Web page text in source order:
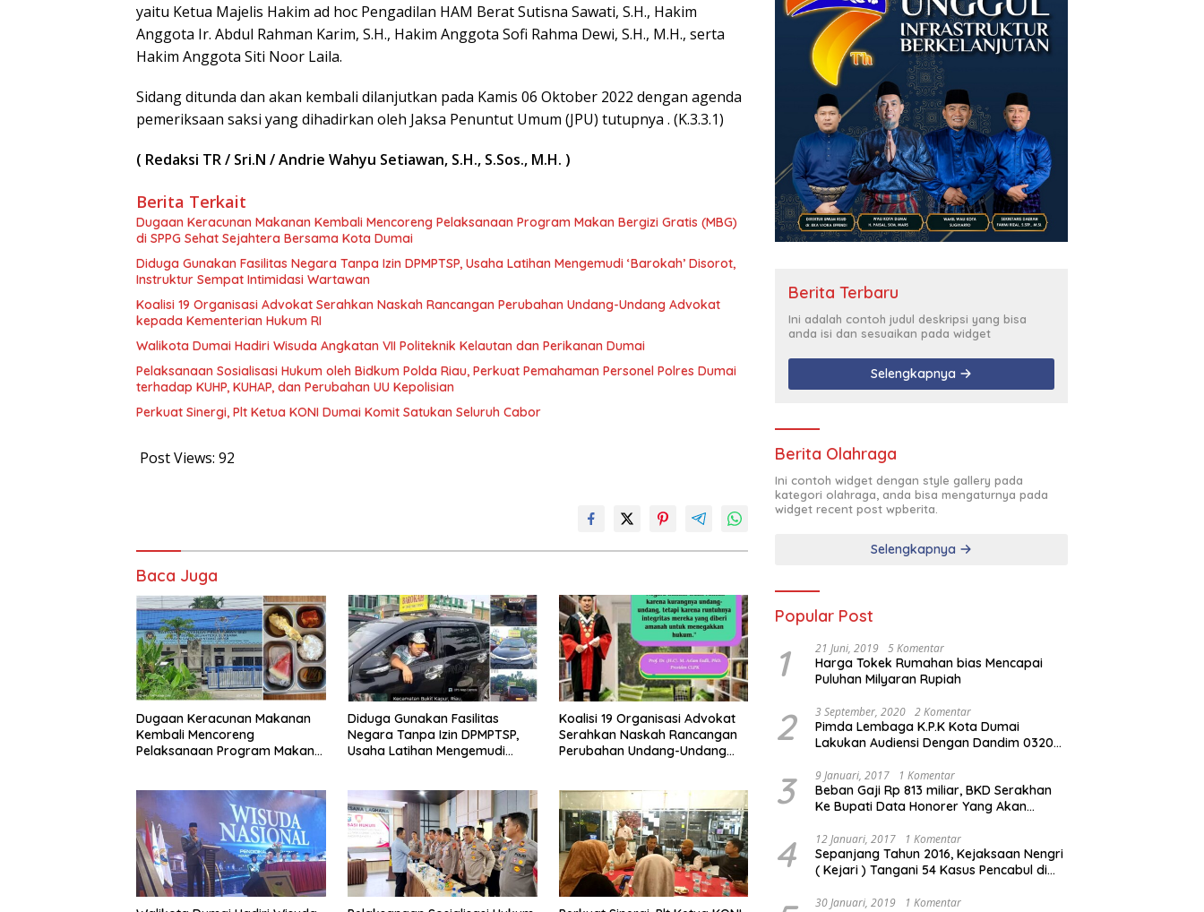
yaitu Ketua Majelis Hakim ad hoc Pengadilan HAM Berat Sutisna Sawati, S.H., Hakim
Anggota Ir. Abdul Rahman Karim, S.H., Hakim Anggota Sofi Rahma Dewi, S.H., M.H., serta
Hakim Anggota Siti Noor Laila.
Sidang ditunda dan akan kembali dilanjutkan pada Kamis 06 Oktober 2022 dengan agenda
pemeriksaan saksi yang dihadirkan oleh Jaksa Penuntut Umum (JPU) tutupnya . (K.3.3.1)
( Redaksi TR / Sri.N / Andrie Wahyu Setiawan, S.H., S.Sos., M.H. )
Berita Terkait
Dugaan Keracunan Makanan Kembali Mencoreng Pelaksanaan Program Makan Bergizi Gratis (MBG)
di SPPG Sehat Sejahtera Bersama Kota Dumai
Diduga Gunakan Fasilitas Negara Tanpa Izin DPMPTSP, Usaha Latihan Mengemudi ‘Barokah’ Disorot,
Instruktur Sempat Intimidasi Wartawan
Koalisi 19 Organisasi Advokat Serahkan Naskah Rancangan Perubahan Undang-Undang Advokat
kepada Kementerian Hukum RI
Walikota Dumai Hadiri Wisuda Angkatan VII Politeknik Kelautan dan Perikanan Dumai
Pelaksanaan Sosialisasi Hukum oleh Bidkum Polda Riau, Perkuat Pemahaman Personel Polres Dumai
terhadap KUHP, KUHAP, dan Perubahan UU Kepolisian
Perkuat Sinergi, Plt Ketua KONI Dumai Komit Satukan Seluruh Cabor
Post Views: 92
Baca Juga
Dugaan Keracunan Makanan
Kembali Mencoreng
Pelaksanaan Program Makan
Dumai
Diduga Gunakan Fasilitas
Negara Tanpa Izin DPMPTSP,
Usaha Latihan Mengemudi
Koalisi 19 Organisasi Advokat
Serahkan Naskah Rancangan
Perubahan Undang-Undang
Berita Terbaru
Ini adalah contoh judul deskripsi yang bisa
anda isi dan sesuaikan pada widget
Selengkapnya
Berita Olahraga
Ini contoh widget dengan style gallery pada
kategori olahraga, anda bisa mengaturnya pada
widget recent post wpberita.
Selengkapnya
Popular Post
1 21 Juni, 2019 5 Komentar
Harga Tokek Rumahan bias Mencapai
Puluhan Milyaran Rupiah
2 3 September, 2020 2 Komentar
Pimda Lembaga K.P.K Kota Dumai
Lakukan Audiensi Dengan Dandim 0320
3 9 Januari, 2017 1 Komentar
Beban Gaji Rp 813 miliar, BKD Serakhan
Ke Bupati Data Honorer Yang Akan
4 12 Januari, 2017 1 Komentar
Sepanjang Tahun 2016, Kejaksaan Nengri
( Kejari ) Tangani 54 Kasus Pencabul di
30 Januari, 2019 1 Komentar